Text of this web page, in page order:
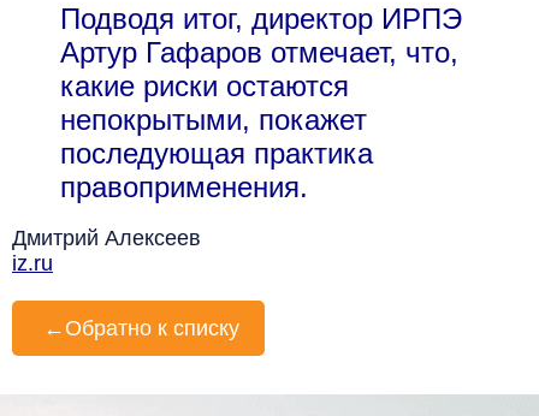
Подводя итог, директор ИРПЭ
Артур Гафаров отмечает, что,
какие риски остаются
непокрытыми, покажет
последующая практика
правоприменения.
Дмитрий Алексеев
iz.ru
← Обратно к списку